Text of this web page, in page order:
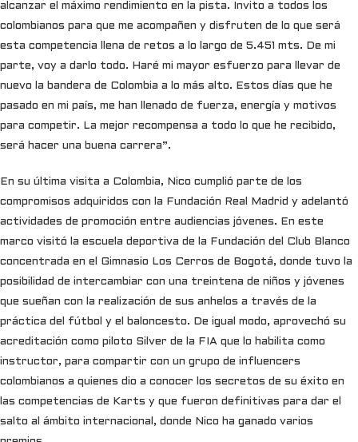
alcanzar el máximo rendimiento en la pista. Invito a todos los
colombianos para que me acompañen y disfruten de lo que será
esta competencia llena de retos a lo largo de 5.451 mts. De mi
parte, voy a darlo todo. Haré mi mayor esfuerzo para llevar de
nuevo la bandera de Colombia a lo más alto. Estos días que he
pasado en mi país, me han llenado de fuerza, energía y motivos
para competir. La mejor recompensa a todo lo que he recibido,
será hacer una buena carrera”.
En su última visita a Colombia, Nico cumplió parte de los
compromisos adquiridos con la Fundación Real Madrid y adelantó
actividades de promoción entre audiencias jóvenes. En este
marco visitó la escuela deportiva de la Fundación del Club Blanco
concentrada en el Gimnasio Los Cerros de Bogotá, donde tuvo la
posibilidad de intercambiar con una treintena de niños y jóvenes
que sueñan con la realización de sus anhelos a través de la
práctica del fútbol y el baloncesto. De igual modo, aprovechó su
acreditación como piloto Silver de la FIA que lo habilita como
instructor, para compartir con un grupo de influencers
colombianos a quienes dio a conocer los secretos de su éxito en
las competencias de Karts y que fueron definitivas para dar el
salto al ámbito internacional, donde Nico ha ganado varios